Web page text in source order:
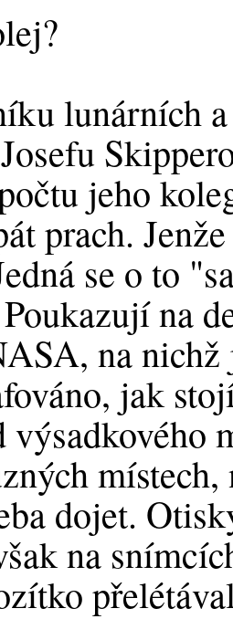
lunárních
jeho
prach.
se o to
na
na nichž
jak
výsadkového
místech,
dojet.
na